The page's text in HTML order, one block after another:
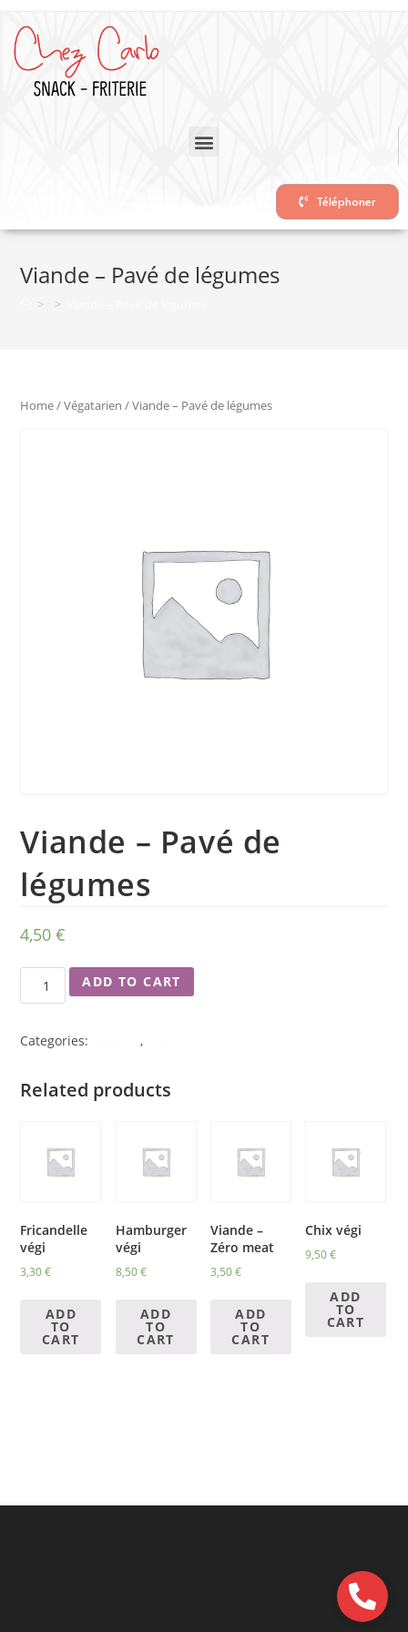
Téléphoner
Viande – Pavé de légumes
> >
Home/Végatarien / Viande – Pavé de légumes
Viande – Pavé de
légumes
4,50€
ADD TO CART
Categories: Burgers,
Related products
Fricandelle
végi
3,30€
ADD
TO
CART
Hamburger
végi
8,50€
ADD
TO
CART
Viande –
Zéro meat
3,50€
ADD
TO
CART
Chix végi
9,50€
ADD
TO
CART